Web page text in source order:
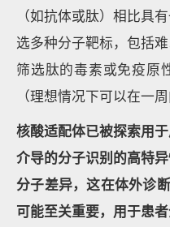
（如抗体或肽）相比具
选多种分子靶标，包括
筛选肽的毒素或免疫原
（理想情况下可以在一
核酸适配体已被探索用
介导的分子识别的高特
分子差异，这在体外诊
可能至关重要，用于患